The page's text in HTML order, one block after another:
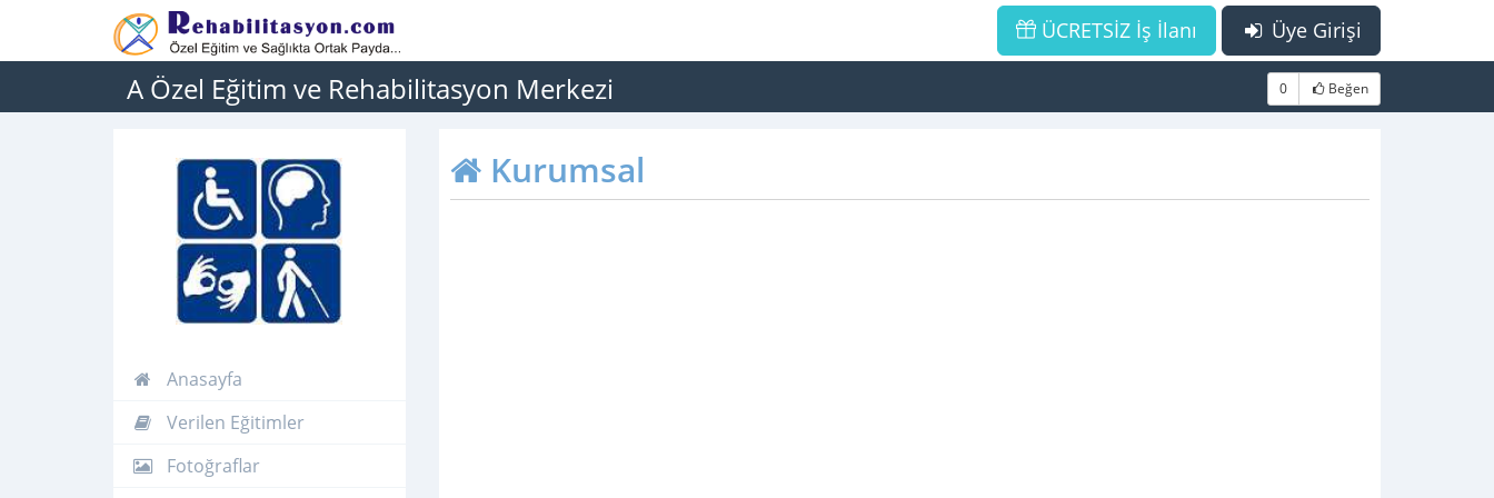
Üye Girişi
ÜCRETSİZ İş İlanı
A Özel Eğitim ve Rehabilitasyon Merkezi 0 Beğen
Anasayfa
Verilen Eğitimler
Fotoğraflar
Kurumsal